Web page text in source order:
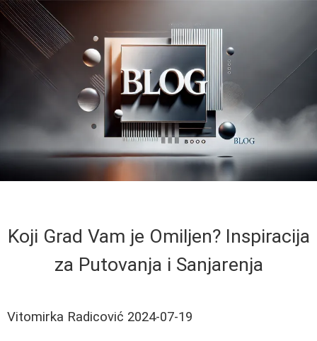
Koji Grad Vam je Omiljen? Inspiracija
za Putovanja i Sanjarenja
Vitomirka Radicović 2024-07-19